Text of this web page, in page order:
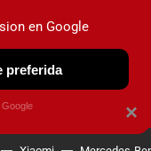
OBSERVATORIO
×
en Google
preferida